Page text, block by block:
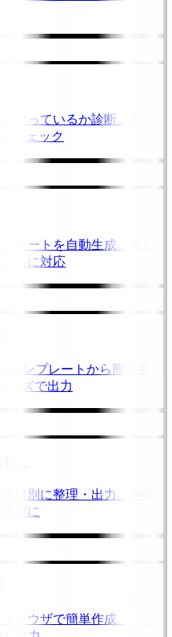
マっているか診断。同人
チェック
レートを自動生成。耳か
ルに対応
テンプレートから簡単生
イズで出力
）
目別に整理・出力。声優
理に
ラウザで簡単作成。フォ